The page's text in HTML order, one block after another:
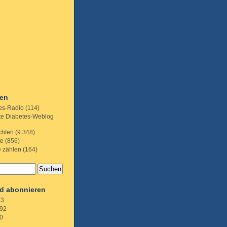
Radio (114)
Diabetes-Weblog
(9.348)
(856)
zählen (164)
abonnieren